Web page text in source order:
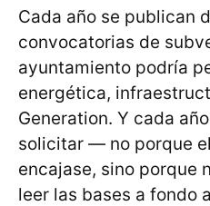
Cada año se publican
convocatorias de
ayuntamiento podría
energética,
Generation. Y cada
solicitar — no porque
encajase, sino porque
leer las bases a fondo